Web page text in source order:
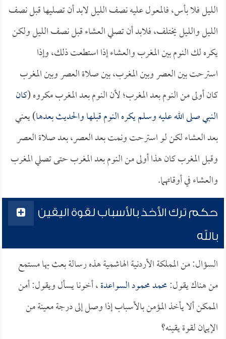
الليل فلا بأس، فالمعول عليه نصف الليل لابد أن تصليها قبل نصف
الليل والليل يختلف، فلابد أن تصلي العشاء قبل نصف الليل ولكن
يكره لك النوم بين المغرب والعشاء إذا استطعت ذلك، وإذا
استرحت بين العصر وبين المغرب، بين صلاة العصر وبين المغرب
كان أولى من النوم بعد المغرب؛ لأن النوم بعد المغرب مكروه (كان
النبي صلى الله عليه وسلم يكره النوم قبلها والحديث بعدها) يعني
بعد العشاء لكن لو استرحت ونمت بعد العصر، بعد صلاة العصر
وقبل المغرب كان هذا أولى من النوم بعد المغرب حتى تصلي المغرب
والعشاء في أوقاتهما.
حكم ترك الأخذ بالأسباب لقوة اليقين
بالله
السؤال: من المملكة الأردنية الهاشمية هذه رسالة بعث بها مستمع
من هناك يقول:محمد محمود السواعدة، أخونا يسأل ويقول: أمن
الممكن ألا يأخذ المؤمن بالأسباب إذا وصل إلى درجة معينة من
الإيمان لقوة يقينه؟